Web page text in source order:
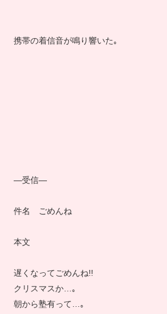
携帯の着信音が鳴り響いた｡
―受信―
件名 ごめんね
本文
遅くなってごめんね!!
クリスマスか…｡
朝から塾有って…｡